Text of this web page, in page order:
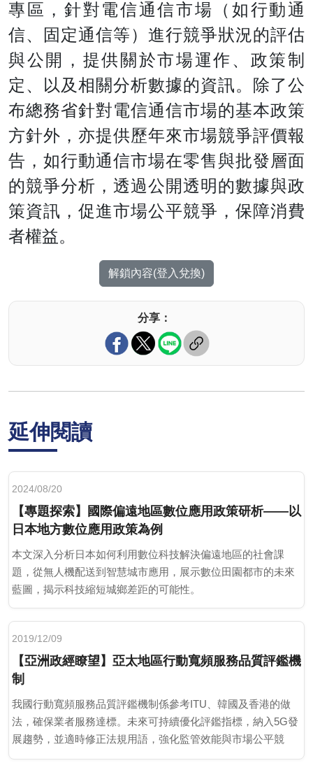
專區，針對電信通信市場（如行動通
信、固定通信等）進行競爭狀況的評估
與公開，提供關於市場運作、政策制
定、以及相關分析數據的資訊。除了公
布總務省針對電信通信市場的基本政策
方針外，亦提供歷年來市場競爭評價報
告，如行動通信市場在零售與批發層面
的競爭分析，透過公開透明的數據與政
策資訊，促進市場公平競爭，保障消費
者權益。
解鎖內容(登入兌換)
分享：
延伸閱讀
2024/08/20
【專題探索】國際偏遠地區數位應用政策研析——以
日本地方數位應用政策為例
本文深入分析日本如何利用數位科技解決偏遠地區的社會課
題，從無人機配送到智慧城市應用，展示數位田園都市的未來
藍圖，揭示科技縮短城鄉差距的可能性。
2019/12/09
【亞洲政經瞭望】亞太地區行動寬頻服務品質評鑑機
制
我國行動寬頻服務品質評鑑機制係參考ITU、韓國及香港的做
法，確保業者服務達標。未來可持續優化評鑑指標，納入5G發
展趨勢，並適時修正法規用語，強化監管效能與市場公平競
爭。